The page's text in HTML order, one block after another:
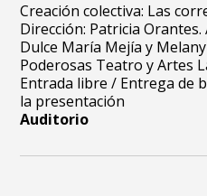
Creación colectiva: Las
Dirección: Patricia
Dulce María Mejía y
Poderosas Teatro y Artes
Entrada libre / Entrega de
la presentación
Auditorio